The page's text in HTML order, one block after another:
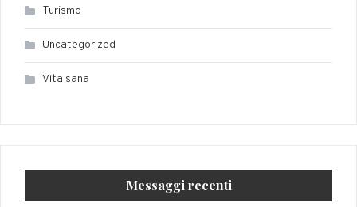
Turismo
Uncategorized
Vita sana
Messaggi recenti